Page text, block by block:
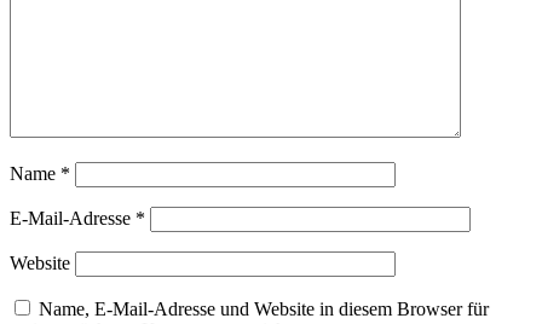
Name *
E-Mail-Adresse *
Website
Name, E-Mail-Adresse und Website in diesem Browser für